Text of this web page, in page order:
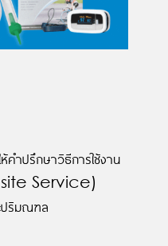
ำปรึกษาวิธีการใช้งาน
Service)
ปริมณฑล